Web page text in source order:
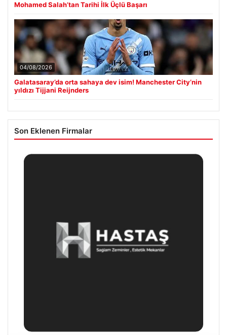
Mohamed Salah’tan Tarihi İlk Üçlü Başarı
04/08/2026
Galatasaray’da orta sahaya dev isim! Manchester City’nin
yıldızı Tijjani Reijnders
Son Eklenen Firmalar